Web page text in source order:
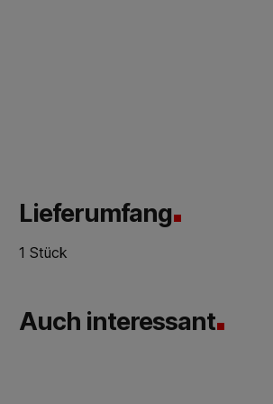
Lieferumfang
1 Stück
Auch interessant